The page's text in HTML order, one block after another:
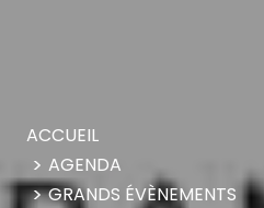
ACCUEIL
AGENDA
GRANDS ÉVÈNEMENTS